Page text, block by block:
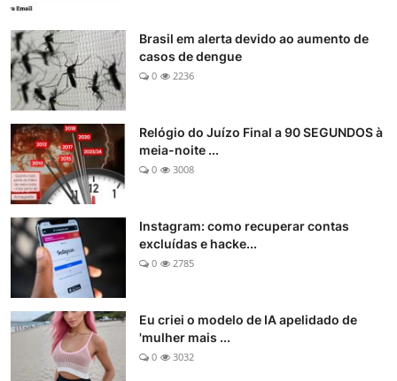
Brasil em alerta devido ao aumento de
casos de dengue
0 2236
Relógio do Juízo Final a 90 SEGUNDOS à
meia-noite ...
0 3008
Instagram: como recuperar contas
excluídas e hacke...
0 2785
Eu criei o modelo de IA apelidado de
'mulher mais ...
0 3032